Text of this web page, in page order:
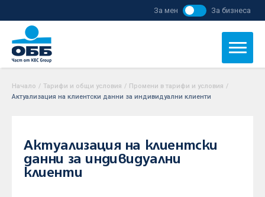
За мен За бизнеса
Начало / Тарифи и общи условия / Промени в тарифи и условия /
Актуализация на клиентски данни за индивидуални клиенти
Актуализация на клиентски
данни за индивидуални
клиенти